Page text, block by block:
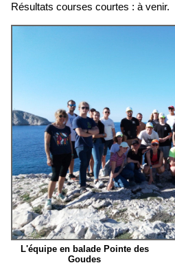
Résultats courses courtes : à venir.
L'équipe en balade Pointe des
Goudes